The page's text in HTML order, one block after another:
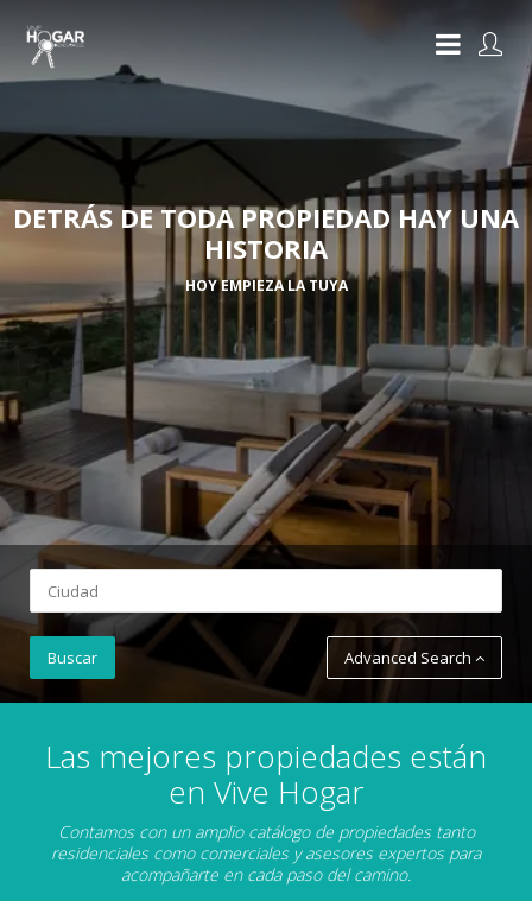
DETRÁS DE TODA PROPIEDAD HAY UNA
HISTORIA
HOY EMPIEZA LA TUYA
Advanced Search
Las mejores propiedades están
en Vive Hogar
Contamos con un amplio catálogo de propiedades tanto
residenciales como comerciales y asesores expertos para
acompañarte en cada paso del camino.